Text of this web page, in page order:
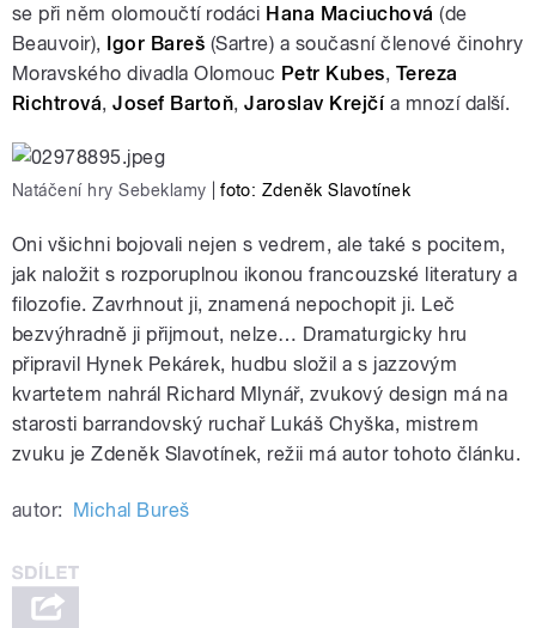
se při něm olomoučtí rodáci Hana Maciuchová (de
Beauvoir), Igor Bareš (Sartre) a současní členové činohry
Moravského divadla Olomouc Petr Kubes, Tereza
Richtrová,Josef Bartoň,Jaroslav Krejčía mnozí další.
Natáčení hry Sebeklamy foto: Zdeněk Slavotínek
Oni všichni bojovali nejen s vedrem, ale také s pocitem,
jak naložit s rozporuplnou ikonou francouzské literatury a
filozofie. Zavrhnout ji, znamená nepochopit ji. Leč
bezvýhradně ji přijmout, nelze… Dramaturgicky hru
připravil Hynek Pekárek, hudbu složil a s jazzovým
kvartetem nahrál Richard Mlynář, zvukový design má na
starosti barrandovský ruchař Lukáš Chyška, mistrem
zvuku je Zdeněk Slavotínek, režii má autor tohoto článku.
autor: Michal Bureš